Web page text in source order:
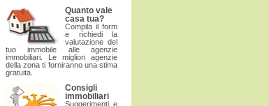
Quanto vale
casa tua?
Compila il form
e richiedi la
valutazione del
tuo immobile alle agenzie
immobiliari. Le migliori agenzie
della zona ti forniranno una stima
gratuita.
Consigli
immobiliari
Suggerimenti e